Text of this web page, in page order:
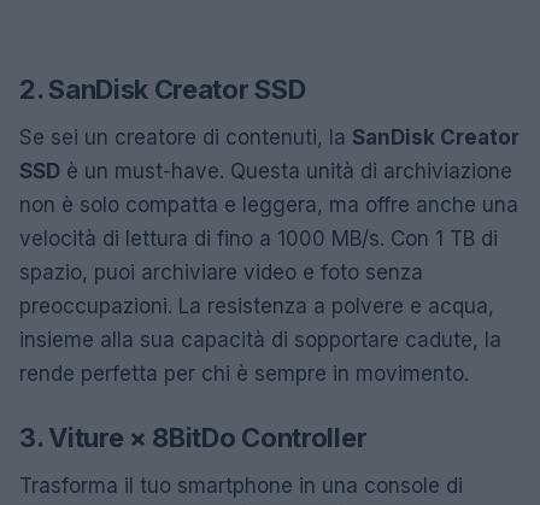
2. SanDisk Creator SSD
Se sei un creatore di contenuti, la SanDisk Creator
SSD è un must-have. Questa unità di archiviazione
non è solo compatta e leggera, ma offre anche una
velocità di lettura di fino a 1000 MB/s. Con 1 TB di
spazio, puoi archiviare video e foto senza
preoccupazioni. La resistenza a polvere e acqua,
insieme alla sua capacità di sopportare cadute, la
rende perfetta per chi è sempre in movimento.
3. Viture × 8BitDo Controller
Trasforma il tuo smartphone in una console di